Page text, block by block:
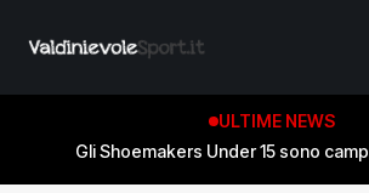
ULTIME NEWS
Gli Shoemakers Under 15 sono